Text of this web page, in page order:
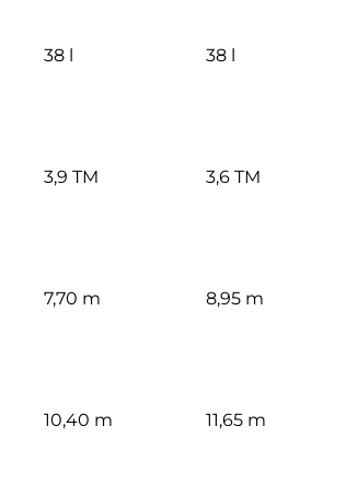
38 l 38 l
3,9 TM 3,6 TM
7,70 m 8,95 m
10,40 m 11,65 m